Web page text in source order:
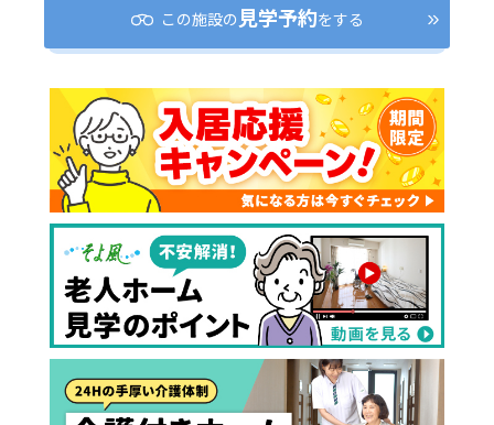
この施設の 見学予約をする